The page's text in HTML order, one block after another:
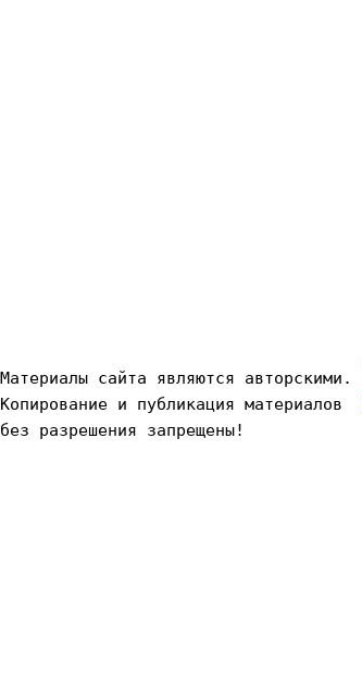
Материалы сайта являются авторскими.
Копирование и публикация материалов
без разрешения запрещены!